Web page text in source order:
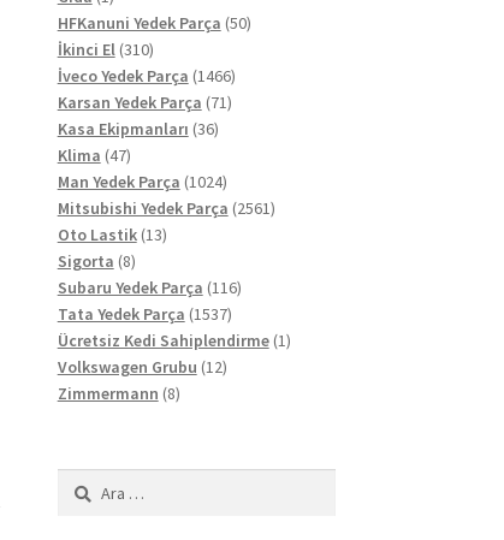
ürün
HFKanuni Yedek Parça 5050
İkinci El 310310
ürün
İveco Yedek Parça 14661466
ürün
Karsan Yedek Parça 7171
Kasa Ekipmanları 3636
Klima 4747
ürün
Man Yedek Parça 10241024
ürün
Mitsubishi Yedek Parça 25612561
Oto Lastik 1313
Sigorta 88
ürün
Subaru Yedek Parça 116116
Tata Yedek Parça 15371537
ürün
Ücretsiz Kedi Sahiplendirme 11
Volkswagen Grubu 1212
Zimmermann 88
Arama: